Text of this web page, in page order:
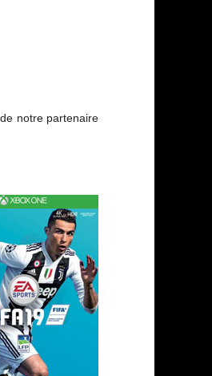
notre partenaire